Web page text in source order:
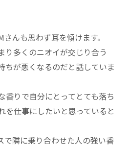
んも思わず耳を傾けます。
り多くのニオイが交じり合う
ちが悪くなるのだと話していま
香りで自分にとってとても落ち
を仕事にしたいと思っていると
で隣に乗り合わせた人の強い香